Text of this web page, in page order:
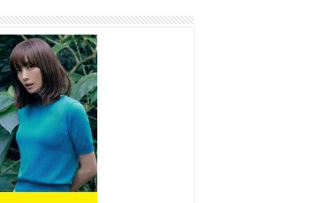
оны 7 сар 15 / 11 цаг 22 минут
Наадмын амралтын өдрүүдэд
нийслэлийн эрүүл мэндийн
байгууллагууд дараах
хуваарийн дагуу ажиллана
оны 7 сар 15 / 11 цаг 18 минут
Үндэсний их баяр наадам
эхэллээ
2026 оны 7 сар 15 / 11 цаг 14 минут
усны аюулаас сэргийлж, нийслэлийн Онцгой
газрын 162 алба хаагч үүрэг гүйцэтгэж